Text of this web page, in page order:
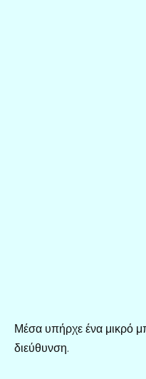
Μέσα υπήρχε ένα μικρό
διεύθυνση.